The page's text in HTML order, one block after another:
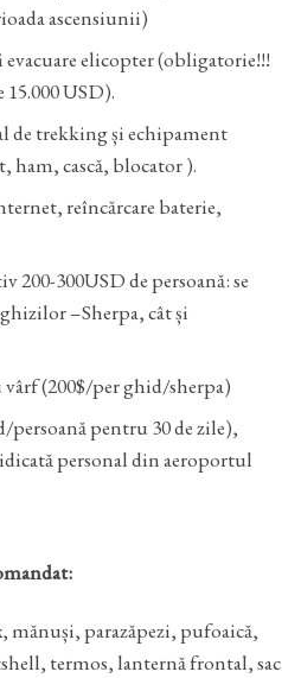
ascensiunii)
evacuare elicopter (obligatorie!!!
USD).
de trekking și echipament
cască, blocator ).
reîncărcare baterie,
200-300USD de persoană: se
–Sherpa, cât și
(200$/per ghid/sherpa)
persoană pentru 30 de zile),
personal din aeroportul
mănuși, parazăpezi, pufoaică,
termos, lanternă frontal, sac